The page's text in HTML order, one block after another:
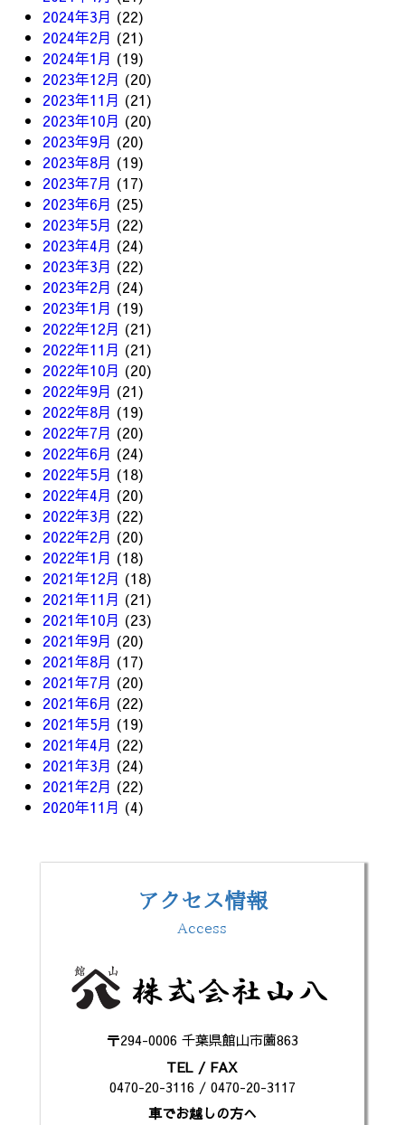
2024年3月 (22)
2024年2月 (21)
2024年1月 (19)
2023年12月 (20)
2023年11月 (21)
2023年10月 (20)
2023年9月 (20)
2023年8月 (19)
2023年7月 (17)
2023年6月 (25)
2023年5月 (22)
2023年4月 (24)
2023年3月 (22)
2023年2月 (24)
2023年1月 (19)
2022年12月 (21)
2022年11月 (21)
2022年10月 (20)
2022年9月 (21)
2022年8月 (19)
2022年7月 (20)
2022年6月 (24)
2022年5月 (18)
2022年4月 (20)
2022年3月 (22)
2022年2月 (20)
2022年1月 (18)
2021年12月 (18)
2021年11月 (21)
2021年10月 (23)
2021年9月 (20)
2021年8月 (17)
2021年7月 (20)
2021年6月 (22)
2021年5月 (19)
2021年4月 (22)
2021年3月 (24)
2021年2月 (22)
2020年11月 (4)
アクセス情報
Access
〒294-0006 千葉県館山市薗863
TEL / FAX
0470-20-3116 / 0470-20-3117
車でお越しの方へ